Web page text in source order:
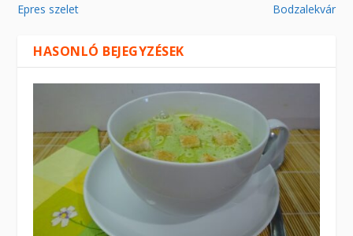
Epres szelet Bodzalekvár
HASONLÓ BEJEGYZÉSEK